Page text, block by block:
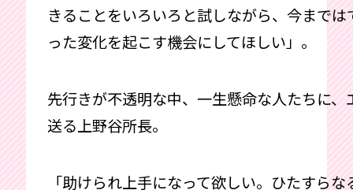
きることをいろいろと試しながら、今までは
った変化を起こす機会にしてほしい」。
先行きが不透明な中、一生懸命な人たちに、
送る上野谷所長。
「助けられ上手になって欲しい。ひたすらな